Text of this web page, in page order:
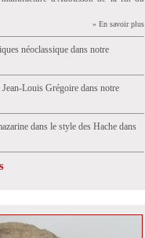
» En savoir plus
néoclassique dans notre
Louis Grégoire dans notre
dans le style des Hache dans